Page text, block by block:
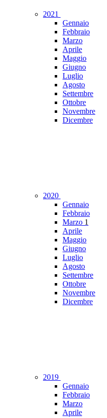
2021
Gennaio
Febbraio
Marzo
Aprile
Maggio
Giugno
Luglio
Agosto
Settembre
Ottobre
Novembre
Dicembre
2020
Gennaio
Febbraio
Marzo 1
Aprile
Maggio
Giugno
Luglio
Agosto
Settembre
Ottobre
Novembre
Dicembre
2019
Gennaio
Febbraio
Marzo
Aprile